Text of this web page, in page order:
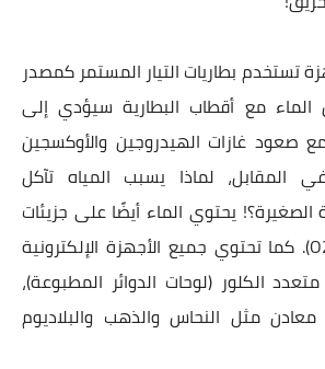
تستخدم بطاريات التيار المستمر كمصدر
الماء مع أقطاب البطارية سيؤدي إلى
صعود غازات الهيدروجين والأوكسجين
في المقابل، لماذا يسبب المياه تآكل
الصغيرة؟! يحتوي الماء أيضًا على جزيئات
الأكسجين المذاب (O2). كما تحتوي جميع الأجهزة الإلكترونية
الكلور (لوحات الدوائر المطبوعة)،
مثل النحاس والذهب والبلاديوم